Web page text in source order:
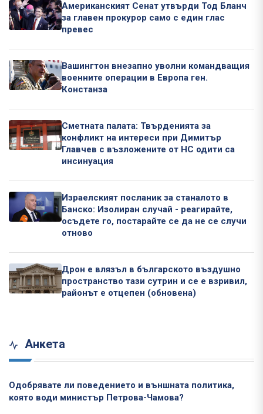
Американският Сенат утвърди Тод Бланч
за главен прокурор само с един глас
превес
Вашингтон внезапно уволни командващия
военните операции в Европа ген.
Констанза
Сметната палата: Твърденията за
конфликт на интереси при Димитър
Главчев с възложените от НС одити са
инсинуация
Израелският посланик за станалото в
Банско: Изолиран случай - реагирайте,
осъдете го, постарайте се да не се случи
отново
Дрон е влязъл в българското въздушно
пространство тази сутрин и се е взривил,
районът е отцепен (обновена)
Анкета
Одобрявате ли поведението и външната политика,
която води министър Петрова-Чамова?